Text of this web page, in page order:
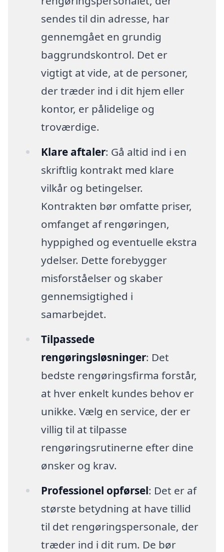
sendes til din adresse, har
gennemgået en grundig
baggrundskontrol. Det er
vigtigt at vide, at de personer,
der træder ind i dit hjem eller
kontor, er pålidelige og
troværdige.
Klare aftaler: Gå altid ind i en
skriftlig kontrakt med klare
vilkår og betingelser.
Kontrakten bør omfatte priser,
omfanget af rengøringen,
hyppighed og eventuelle ekstra
ydelser. Dette forebygger
misforståelser og skaber
gennemsigtighed i
samarbejdet.
Tilpassede
rengøringsløsninger: Det
bedste rengøringsfirma forstår,
at hver enkelt kundes behov er
unikke. Vælg en service, der er
villig til at tilpasse
rengøringsrutinerne efter dine
ønsker og krav.
Professionel opførsel: Det er af
største betydning at have tillid
til det rengøringspersonale, der
træder ind i dit rum. De bør